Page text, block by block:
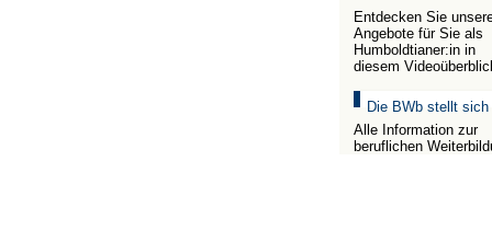
Entdecken Sie
Angebote für Sie als
Humboldtianer:in in
diesem
Die BWb stellt sich
Alle Information zur
beruflichen